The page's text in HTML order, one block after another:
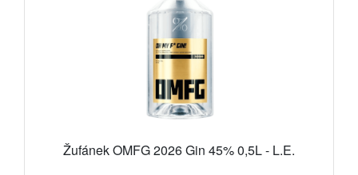
Žufánek OMFG 2026 Gin 45% 0,5L - L.E.